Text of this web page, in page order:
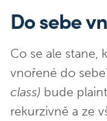
Do sebe
Co se ale stane,
vnořené do
class) bude
rekurzivně a ze